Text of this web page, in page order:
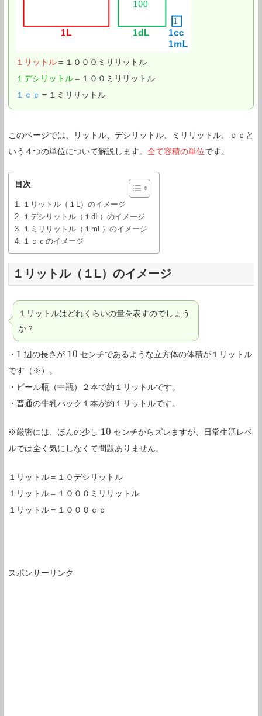
１リットル＝１０００ミリリットル
１デシリットル＝１００ミリリットル
１ｃｃ ＝１ミリリットル
このページでは、リットル、デシリットル、ミリリットル、ｃｃと
いう４つの単位について解説します。 全て容積の単位です。
目次
１リットル（１L）のイメージ
１デシリットル（１dL）のイメージ
１ミリリットル（１mL）のイメージ
１ｃｃのイメージ
１リットル（１L）のイメージ
１リットルはどれくらいの量を表すのでしょう
か？
・ 1
1 辺の長さが 10
10 センチであるような立方体の体積が１リットル
です（※）。
・ビール瓶（中瓶）２本で約１リットルです。
・普通の牛乳パック１本が約１リットルです。
※厳密には、ほんの少し 10
10 センチからズレますが、日常生活レベ
ルでは全く気にしなくて問題ありません。
１リットル＝１０デシリットル
１リットル＝１０００ミリリットル
１リットル＝１０００ｃｃ
スポンサーリンク